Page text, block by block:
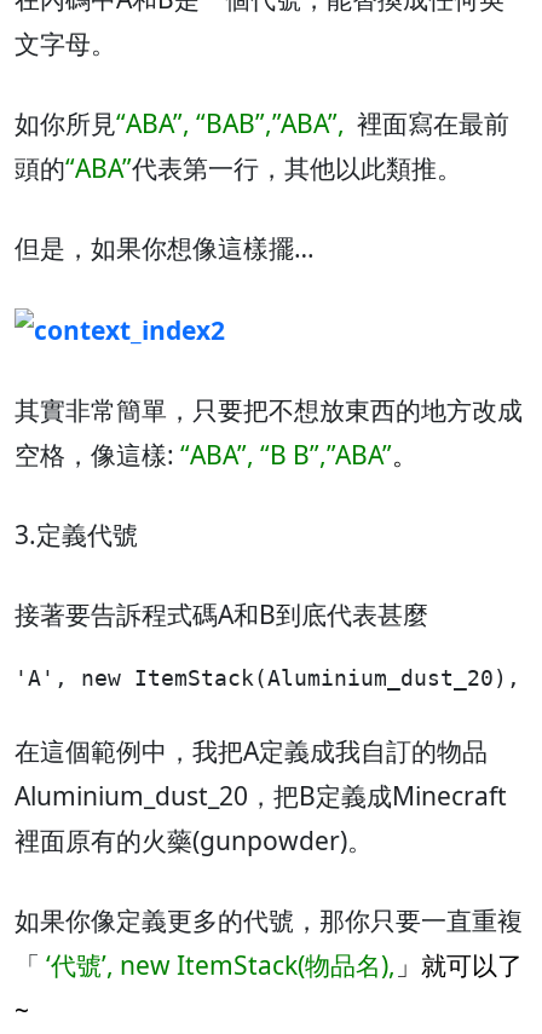
文字母。
如你所見“ABA”, “BAB”,”ABA”, 裡面寫在最前
頭的“ABA”代表第一行，其他以此類推。
但是，如果你想像這樣擺…
其實非常簡單，只要把不想放東西的地方改成
空格，像這樣: “ABA”, “B B”,”ABA”。
3.定義代號
接著要告訴程式碼A和B到底代表甚麼
'A', new ItemStack(Aluminium_dust_20),
在這個範例中，我把A定義成我自訂的物品
Aluminium_dust_20，把B定義成Minecraft
裡面原有的火藥(gunpowder)。
如果你像定義更多的代號，那你只要一直重複
「 ‘代號’, new ItemStack(物品名), 」就可以了
~